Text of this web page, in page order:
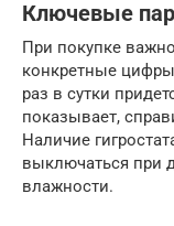
Ключевые
При покупке
конкретные
раз в сутки
показывает,
Наличие
выключаться при
влажности.